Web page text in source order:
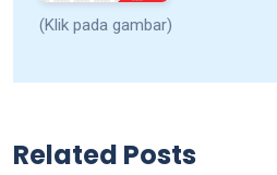
(Klik pada gambar)
Related Posts